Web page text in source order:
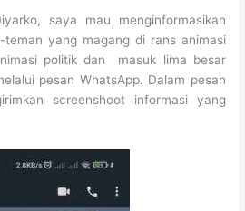
saya mau menginformasikan
yang magang di rans animasi
politik dan masuk lima besar
pesan WhatsApp. Dalam pesan
screenshoot informasi yang